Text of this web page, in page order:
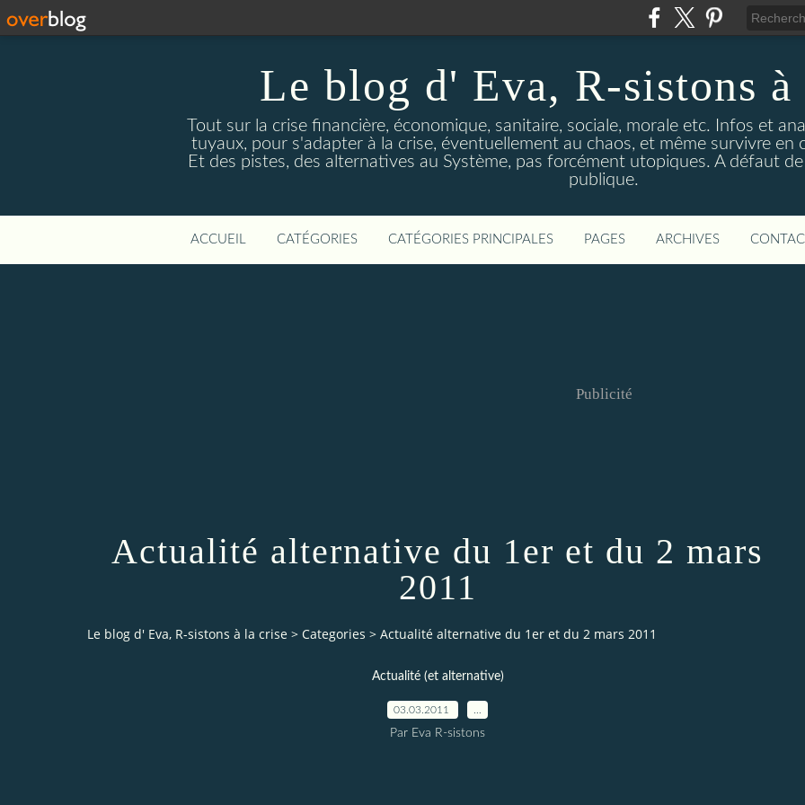
Le blog d' Eva, R-sistons à
Tout sur la crise financière, économique, sanitaire, sociale, morale etc. Infos et
tuyaux, pour s'adapter à la crise, éventuellement au chaos, et même survivre en
Et des pistes, des alternatives au Système, pas forcément utopiques. A défaut
publique.
ACCUEIL CATÉGORIES CATÉGORIES PRINCIPALES PAGES ARCHIVES
Publicité
Actualité alternative du 1er et du 2 mars
2011
Le blog d' Eva, R-sistons à la crise > Categories > Actualité alternative du 1er et du 2 mars 2011
Actualité (et alternative)
03.03.2011
Par Eva R-sistons